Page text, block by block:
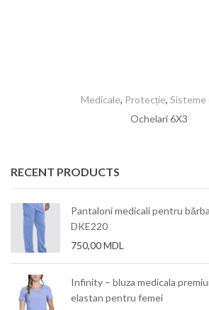
Medicale, Protecție, Sisteme
Ochelari 6X3
RECENT PRODUCTS
Pantaloni medicali pentru
DKE220
750,00MDL
Infinity – bluza medicala
elastan pentru femei